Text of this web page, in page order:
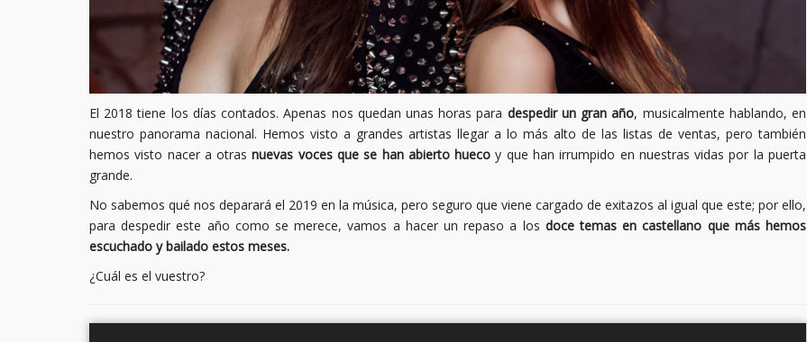
El 2018 tiene los días contados. Apenas nos quedan unas horas para despedir un gran año, musicalmente hablando, en
nuestro panorama nacional. Hemos visto a grandes artistas llegar a lo más alto de las listas de ventas, pero también
hemos visto nacer a otrasnuevas voces que se han abierto hueco y que han irrumpido en nuestras vidas por la puerta
grande.
No sabemos qué nos deparará el 2019 en la música, pero seguro que viene cargado de exitazos al igual que este; por ello,
para despedir este año como se merece, vamos a hacer un repaso a los doce temas en castellano que más hemos
escuchado y bailado estos meses.
¿Cuál es el vuestro?